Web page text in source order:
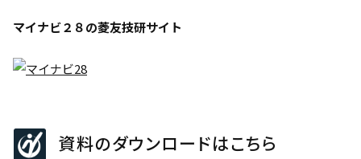
マイナビ２８の菱友技研サイト
資料のダウンロードはこちら